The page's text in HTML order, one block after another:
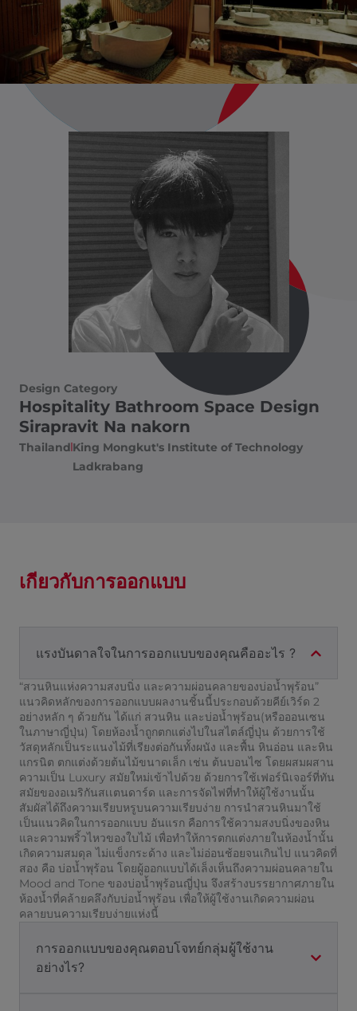
Design Category
Hospitality Bathroom Space Design
Sirapravit Na nakorn
ThailandKing Mongkut's Institute of Technology
Ladkrabang
เกี่ยวกับการออกแบบ
แรงบันดาลใจในการออกแบบของคุณคืออะไร ?
“สวนหินแห่งความสงบนิ่ง และความผ่อนคลายของบ่อนํ้าพุร้อน”
แนวคิดหลักของการออกแบบผลงานชิ้นนี้ประกอบด้วยคีย์เวิร์ด 2
อย่างหลัก ๆ ด้วยกัน ได้แก่ สวนหิน และบ่อนํ้าพุร้อน(หรือออนเซน
ในภาษาญี่ปุ่น) โดยห้องนํ้าถูกตกแต่งไปในสไตล์ญี่ปุ่น ด้วยการใช้
วัสดุหลักเป็นระแนงไม้ที่เรียงต่อกันทั้งผนัง และพื้น หินอ่อน และหิน
แกรนิต ตกแต่งด้วยต้นไม้ขนาดเล็ก เช่น ต้นบอนไซ โดยผสมผสาน
ความเป็น Luxury สมัยใหม่เข้าไปด้วย ด้วยการใช้เฟอร์นิเจอร์ที่ทัน
สมัยของอเมริกันสเเตนดาร์ด และการจัดไฟที่ทำให้ผู้ใช้งานนั้น
สัมผัสได้ถึงความเรียบหรูบนความเรียบง่าย การนำสวนหินมาใช้
เป็นแนวคิดในการออกแบบ อันแรก คือการใช้ความสงบนิ่งของหิน
และความพริ้วไหวของใบไม้ เพื่อทำให้การตกแต่งภายในห้องนํ้านั้น
เกิดความสมดุล ไม่แข็งกระด้าง และไม่อ่อนช้อยจนเกินไป แนวคิดที่
สอง คือ บ่อนํ้าพุร้อน โดยผู้ออกแบบได้เล็งเห็นถึงความผ่อนคลายใน
Mood and Tone ของบ่อนํ้าพุร้อนญี่ปุ่น จึงสร้างบรรยากาศภายใน
ห้องนํ้าที่คล้ายคลึงกับบ่อนํ้าพุร้อน เพื่อให้ผู้ใช้งานเกิดความผ่อน
คลายบนความเรียบง่ายแห่งนี้
การออกแบบของคุณตอบโจทย์กลุ่มผู้ใช้งาน
อย่างไร?